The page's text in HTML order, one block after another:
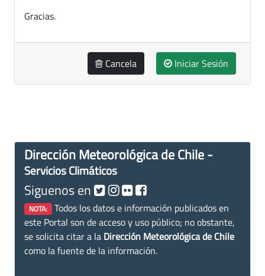
Gracias.
Cancela Iniciar Sesión
Dirección Meteorológica de Chile -
Servicios Climáticos
Siguenos en
NOTA: Todos los datos e información publicados en
este Portal son de acceso y uso público; no obstante,
se solicita citar a la Dirección Meteorológica de Chile
como la fuente de la información.